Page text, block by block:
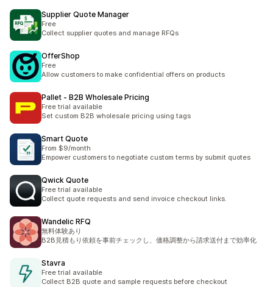
Supplier Quote Manager
Free
Collect supplier quotes and manage RFQs
OfferShop
Free
Allow customers to make confidential offers on products
Pallet ‑ B2B Wholesale Pricing
Free trial available
Set custom B2B wholesale pricing using tags
Smart Quote
From $9/month
Empower customers to negotiate custom terms by submit quotes
Qwick Quote
Free trial available
Collect quote requests and send invoice checkout links.
Wandelic RFQ
無料体験あり
B2B見積もり依頼を事前チェックし、価格調整から請求送付まで効率化
Stavra
Free trial available
Collect B2B quote and sample requests before checkout